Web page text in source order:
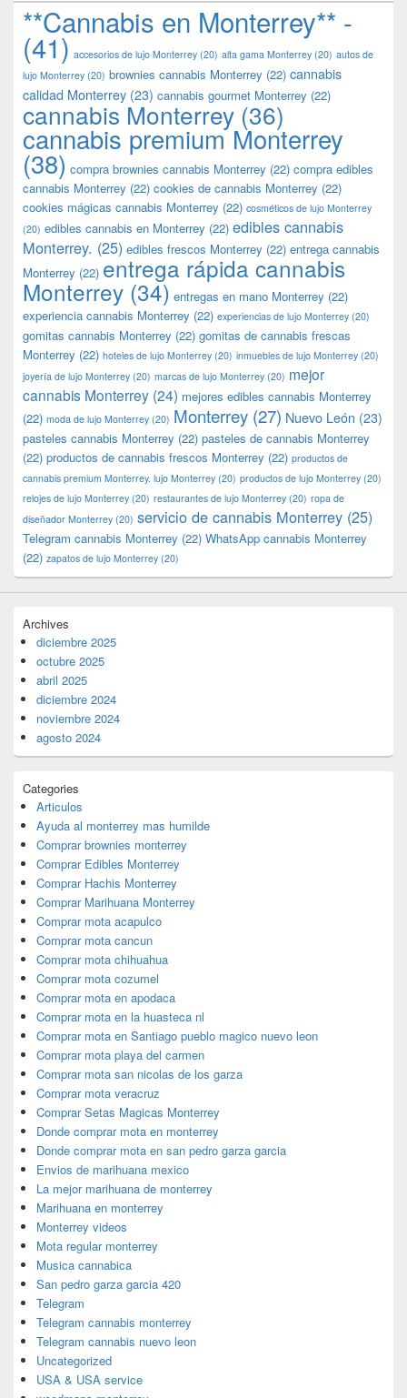
**Cannabis en Monterrey** -
(41) accesorios de lujo Monterrey (20) alta gama Monterrey (20) autos de
lujo Monterrey (20) brownies cannabis Monterrey (22) cannabis
calidad Monterrey (23) cannabis gourmet Monterrey (22)
cannabis Monterrey (36)
cannabis premium Monterrey
(38) compra brownies cannabis Monterrey (22) compra edibles
cannabis Monterrey (22) cookies de cannabis Monterrey (22)
cookies mágicas cannabis Monterrey (22) cosméticos de lujo Monterrey
(20) edibles cannabis en Monterrey (22) edibles cannabis
Monterrey. (25) edibles frescos Monterrey (22) entrega cannabis
Monterrey (22) entrega rápida cannabis
Monterrey (34) entregas en mano Monterrey (22)
experiencia cannabis Monterrey (22) experiencias de lujo Monterrey (20)
gomitas cannabis Monterrey (22) gomitas de cannabis frescas
Monterrey (22) hoteles de lujo Monterrey (20) inmuebles de lujo Monterrey (20)
joyería de lujo Monterrey (20) marcas de lujo Monterrey (20) mejor
cannabis Monterrey (24) mejores edibles cannabis Monterrey
(22) moda de lujo Monterrey (20) Monterrey (27) Nuevo León (23)
pasteles cannabis Monterrey (22) pasteles de cannabis Monterrey
(22) productos de cannabis frescos Monterrey (22) productos de
cannabis premium Monterrey. lujo Monterrey (20) productos de lujo Monterrey (20)
relojes de lujo Monterrey (20) restaurantes de lujo Monterrey (20) ropa de
diseñador Monterrey (20) servicio de cannabis Monterrey (25)
Telegram cannabis Monterrey (22) WhatsApp cannabis Monterrey
(22) zapatos de lujo Monterrey (20)
Archives
diciembre 2025
octubre 2025
abril 2025
diciembre 2024
noviembre 2024
agosto 2024
Categories
Articulos
Ayuda al monterrey mas humilde
Comprar brownies monterrey
Comprar Edibles Monterrey
Comprar Hachis Monterrey
Comprar Marihuana Monterrey
Comprar mota acapulco
Comprar mota cancun
Comprar mota chihuahua
Comprar mota cozumel
Comprar mota en apodaca
Comprar mota en la huasteca nl
Comprar mota en Santiago pueblo magico nuevo leon
Comprar mota playa del carmen
Comprar mota san nicolas de los garza
Comprar mota veracruz
Comprar Setas Magicas Monterrey
Donde comprar mota en monterrey
Donde comprar mota en san pedro garza garcia
Envios de marihuana mexico
La mejor marihuana de monterrey
Marihuana en monterrey
Monterrey videos
Mota regular monterrey
Musica cannabica
San pedro garza garcia 420
Telegram
Telegram cannabis monterrey
Telegram cannabis nuevo leon
Uncategorized
USA & USA service